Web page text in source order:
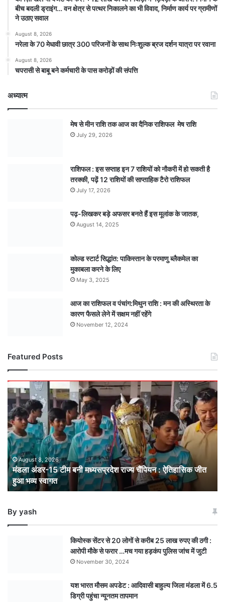
बीच बदली ड्राइंग… वन क्षेत्र से पत्थर निकालने का भी विवाद, निर्माण कार्य पर ग्रामीणों
ने उठाए सवाल
August 8, 2026
नरेला के 70 मेधावी छात्र 300 परिजनों के साथ निःशुल्क ब्रज दर्शन यात्रा पर रवाना
August 8, 2026
चपरासी से बाबू बने कर्मचारी के पास करोड़ों की संपत्ति
अध्यात्म
मेष से मीन राशि तक आज का दैनिक राशिफल मेष राशि
July 29, 2026
राशिफल : इस सप्ताह इन 7 राशियों को नौकरी में हो सकती है
तरक्की, पढ़ें 12 राशियों की साप्ताहिक टैरो राशिफल
July 17, 2026
पढ़-लिखकर बड़े अफसर बनते हैं इस मूलांक के जातक,
August 14, 2025
कोल्ड स्टार्ट सिद्धांत: पाकिस्तान के परमाणु ब्लैकमेल का
मुकाबला करने के लिए
May 3, 2025
आज का राशिफल व पंचांग:मिथुन राशि : मन की अस्थिरता के
कारण फैसले लेने में सक्षम नहीं रहेंगे
November 12, 2024
Featured Posts
अंडर-15
टीम
बनी
मध्यसप्रदेश
राज्य
चैंपियन
: ऐतिहासिक
जीत
हुआ
भव्य
August 8, 2026
मंडला अंडर-15 टीम बनी मध्यसप्रदेश राज्य चैंपियन : ऐतिहासिक जीत
हुआ भव्य स्वागत
By yash
कियोस्क सेंटर से 20 लोगों से करीब 25 लाख रुपए की ठगी :
आरोपी मौके से फरार …मच गया हड़कंप पुलिस जांच में जुटी
November 30, 2024
यश भारत मौसम अपडेट : आदिवासी बाहुल्य जिला मंडला में 6.5
डिग्री पहुंचा न्यूनतम तापमान